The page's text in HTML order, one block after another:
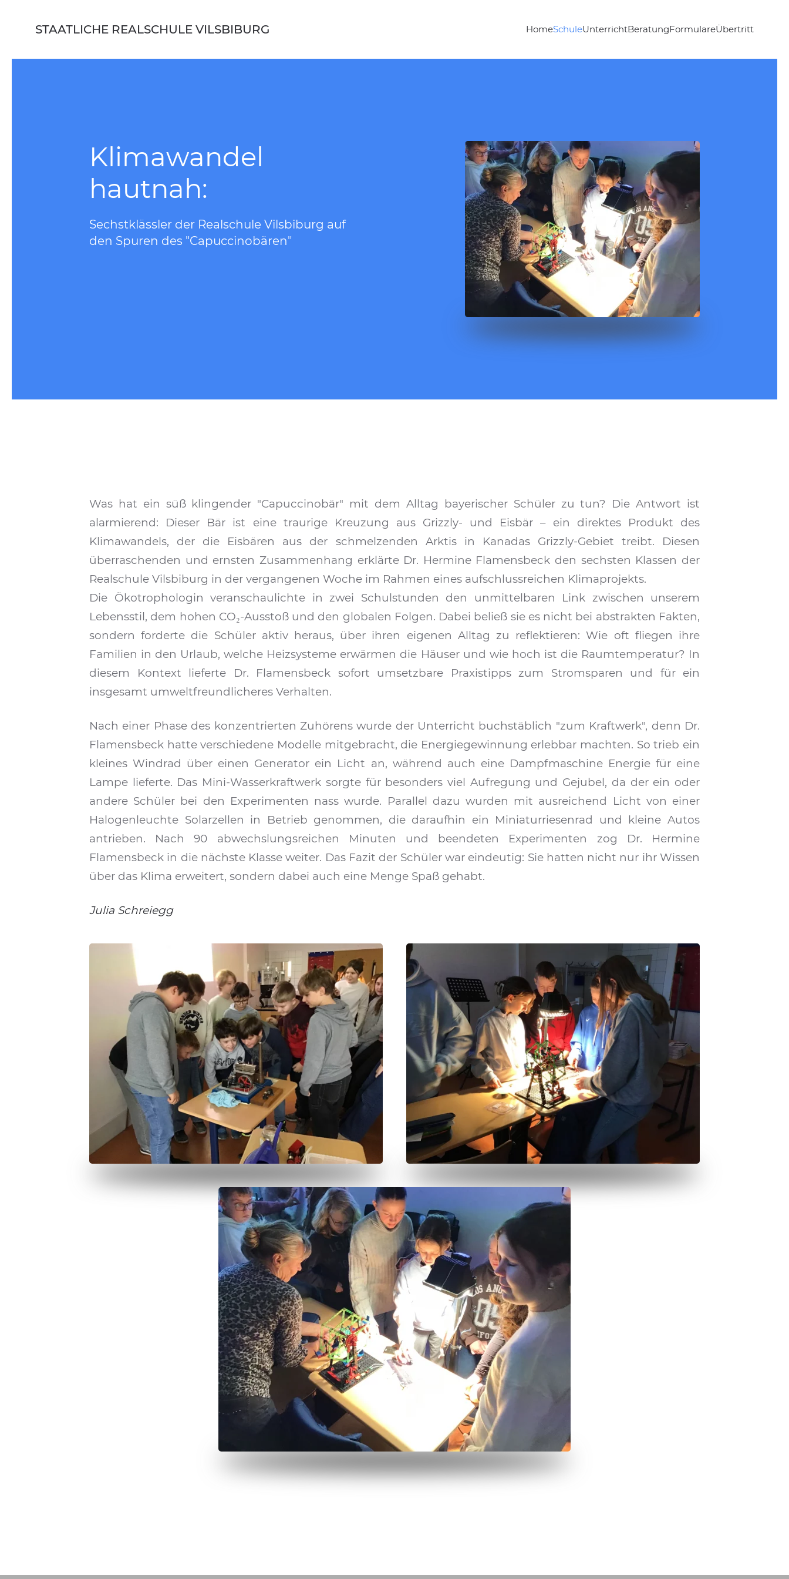
Skip to main content
STAATLICHE REALSCHULE VILSBIBURG HomeSchuleUnterrichtBeratungFormulareÜbertritt
Klimawandel
hautnah:
Sechstklässler der Realschule Vilsbiburg auf
den Spuren des "Capuccinobären"
Was hat ein süß klingender "Capuccinobär" mit dem Alltag bayerischer Schüler zu tun? Die Antwort ist
alarmierend: Dieser Bär ist eine traurige Kreuzung aus Grizzly- und Eisbär – ein direktes Produkt des
Klimawandels, der die Eisbären aus der schmelzenden Arktis in Kanadas Grizzly-Gebiet treibt. Diesen
überraschenden und ernsten Zusammenhang erklärte Dr. Hermine Flamensbeck den sechsten Klassen der
Realschule Vilsbiburg in der vergangenen Woche im Rahmen eines aufschlussreichen Klimaprojekts.
Die Ökotrophologin veranschaulichte in zwei Schulstunden den unmittelbaren Link zwischen unserem
Lebensstil, dem hohen CO₂-Ausstoß und den globalen Folgen. Dabei beließ sie es nicht bei abstrakten Fakten,
sondern forderte die Schüler aktiv heraus, über ihren eigenen Alltag zu reflektieren: Wie oft fliegen ihre
Familien in den Urlaub, welche Heizsysteme erwärmen die Häuser und wie hoch ist die Raumtemperatur? In
diesem Kontext lieferte Dr. Flamensbeck sofort umsetzbare Praxistipps zum Stromsparen und für ein
insgesamt umweltfreundlicheres Verhalten.
Nach einer Phase des konzentrierten Zuhörens wurde der Unterricht buchstäblich "zum Kraftwerk", denn Dr.
Flamensbeck hatte verschiedene Modelle mitgebracht, die Energiegewinnung erlebbar machten. So trieb ein
kleines Windrad über einen Generator ein Licht an, während auch eine Dampfmaschine Energie für eine
Lampe lieferte. Das Mini-Wasserkraftwerk sorgte für besonders viel Aufregung und Gejubel, da der ein oder
andere Schüler bei den Experimenten nass wurde. Parallel dazu wurden mit ausreichend Licht von einer
Halogenleuchte Solarzellen in Betrieb genommen, die daraufhin ein Miniaturriesenrad und kleine Autos
antrieben. Nach 90 abwechslungsreichen Minuten und beendeten Experimenten zog Dr. Hermine
Flamensbeck in die nächste Klasse weiter. Das Fazit der Schüler war eindeutig: Sie hatten nicht nur ihr Wissen
über das Klima erweitert, sondern dabei auch eine Menge Spaß gehabt.
Julia Schreiegg